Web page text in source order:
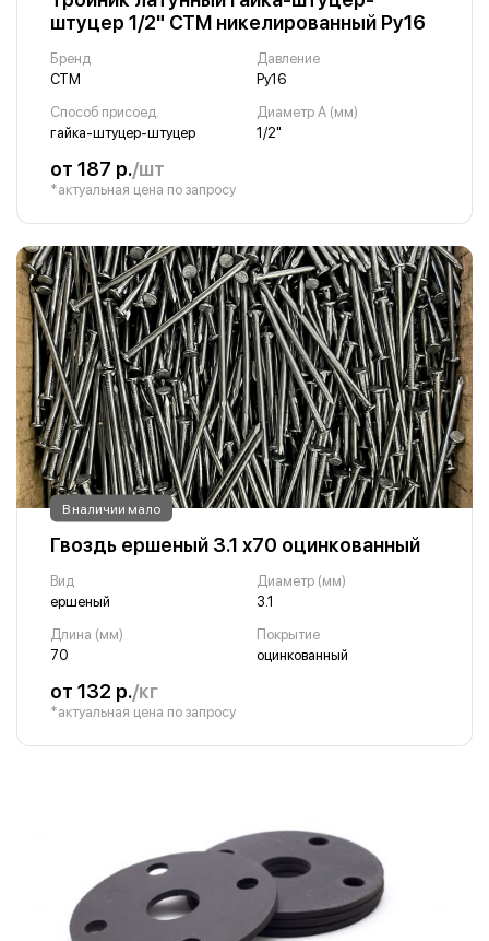
штуцер 1/2" СТМ никелированный Ру16
Бренд
СТМ
Давление
Ру16
Способ присоед.
гайка-штуцер-штуцер
Диаметр A (мм)
1/2"
от 187 р./шт
*актуальная цена по запросу
В наличии мало
Гвоздь ершеный 3.1 х70 оцинкованный
Вид
ершеный
Диаметр (мм)
3.1
Длина (мм)
70
Покрытие
оцинкованный
от 132 р./кг
*актуальная цена по запросу